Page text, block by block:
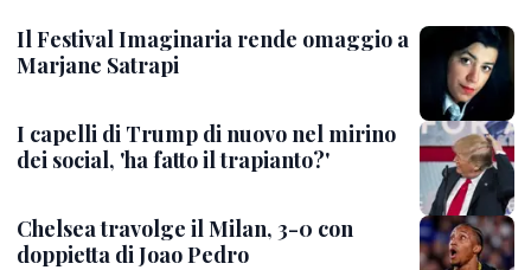
Il Festival Imaginaria rende omaggio a
Marjane Satrapi
I capelli di Trump di nuovo nel mirino
dei social, 'ha fatto il trapianto?'
Chelsea travolge il Milan, 3-0 con
doppietta di Joao Pedro